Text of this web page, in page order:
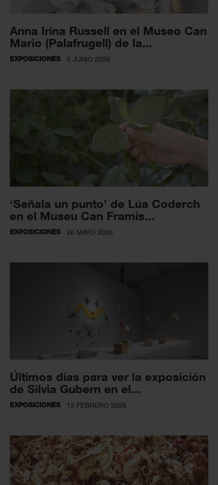
Anna Irina Russell en el Museo Can
Mario (Palafrugell) de la...
EXPOSICIONES 5 JUNIO 2026
‘Señala un punto’ de Lúa Coderch
en el Museu Can Framis...
EXPOSICIONES 26 MAYO 2026
Últimos días para ver la exposición
de Silvia Gubern en el...
EXPOSICIONES 13 FEBRERO 2026